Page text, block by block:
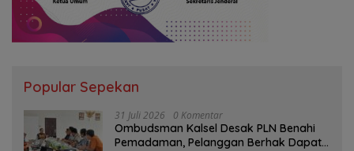
Popular Sepekan
31 Juli 2026 0 Komentar
Ombudsman Kalsel Desak PLN Benahi
Pemadaman, Pelanggan Berhak Dapat